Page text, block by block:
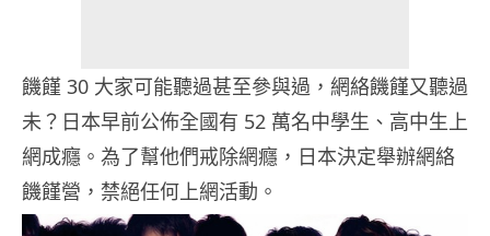
饑饉 30 大家可能聽過甚至參與過，網絡饑饉又聽過
未？日本早前公佈全國有 52 萬名中學生、高中生上
網成癮。為了幫他們戒除網癮，日本決定舉辦網絡
饑饉營，禁絕任何上網活動。